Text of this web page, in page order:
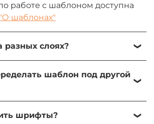
работе с шаблоном доступна
"О шаблонах"
разных слоях?
изменить, передвинуть
шаблон под другой
элементы для
шрифты?